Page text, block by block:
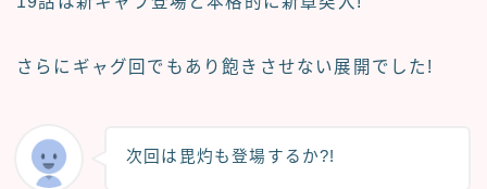
さらにギャグ回でもあり飽きさせない展開でした!
次回は毘灼も登場するか?!